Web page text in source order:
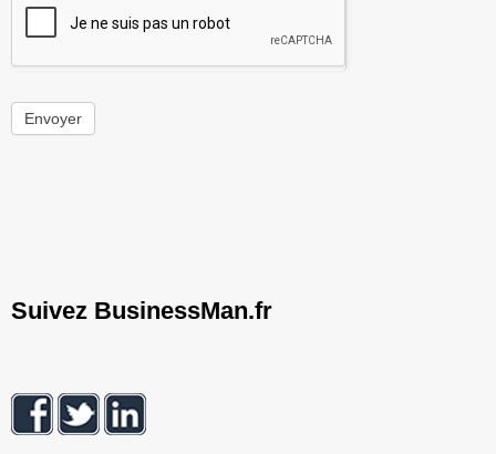
Envoyer
Suivez BusinessMan.fr